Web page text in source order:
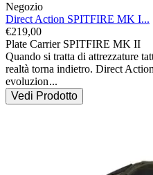
Negozio
Direct Action SPITFIRE MK I...
€219,00
Plate Carrier SPITFIRE MK II
Quando si tratta di attrezzature
realtà torna indietro. Direct
evoluzion...
Vedi Prodotto